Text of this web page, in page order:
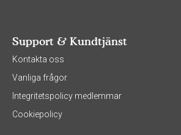
Support & Kundtjänst
Kontakta oss
Vanliga frågor
Integritetspolicy medlemmar
Cookiepolicy